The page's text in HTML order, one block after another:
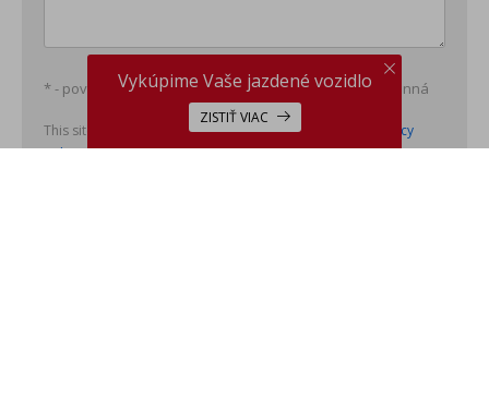
Vykúpime Vaše jazdené vozidlo
ZISTIŤ VIAC
* - povinná položka; ** - minimálne jedna položka povinná
This site is protected by reCAPTCHA and the Google
Privacy
PolicyandTerms of Serviceapply.